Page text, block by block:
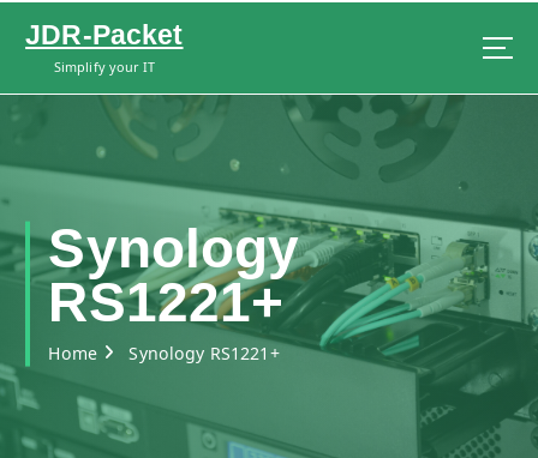
p
c
o
t
e
JDR-Packet
Simplify your IT
Synology
RS1221+
Home Synology RS1221+